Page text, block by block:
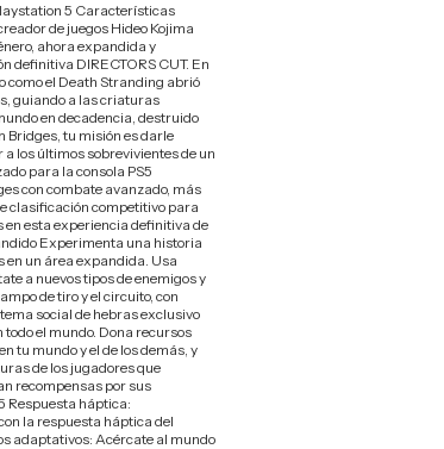
5 Características
de juegos Hideo Kojima
ahora expandida y
definitiva DIRECTORS CUT. En
como el Death Stranding abrió
guiando a las criaturas
en decadencia, destruido
Bridges, tu misión es darle
los últimos sobrevivientes de un
para la consola PS5
con combate avanzado, más
clasificación competitivo para
esta experiencia definitiva de
Experimenta una historia
en un área expandida. Usa
a nuevos tipos de enemigos y
de tiro y el circuito, con
social de hebras exclusivo
el mundo. Dona recursos
tu mundo y el de los demás, y
de los jugadores que
recompensas por sus
Respuesta háptica:
la respuesta háptica del
adaptativos: Acércate al mundo